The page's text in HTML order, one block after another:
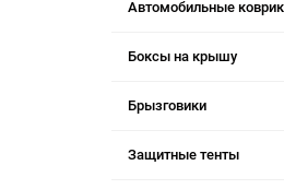
Автомобильные
Боксы на крышу
Брызговики
Защитные тенты